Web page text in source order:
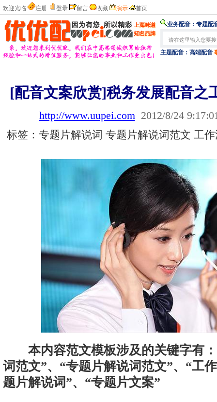
欢迎光临 注册 登录 留言 收藏 演示 首页
业务配音： 专题配
主题配音： 高端配音
[配音文案欣赏]税务发展配音之
http://www.uupei.com 2012/8/24
标签：专题片解说词 专题片解说词范文 工
本内容范文模板涉及的关键字有
词范文”、“专题片解说词范文”、“工
题片解说词”、“专题片文案”